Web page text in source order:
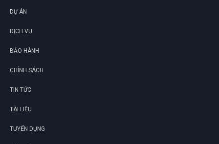
DỰ ÁN
DỊCH VỤ
BẢO HÀNH
CHÍNH SÁCH
TIN TỨC
TÀI LIỆU
TUYỂN DỤNG